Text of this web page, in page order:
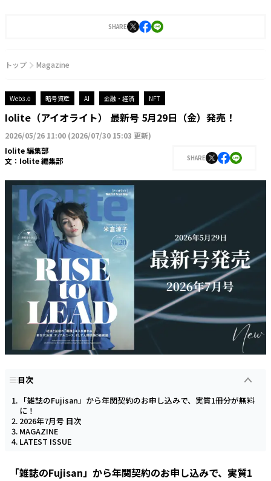
SHARE
トップ Magazine
Web3.0 暗号資産 AI 金融・経済 NFT
Iolite（アイオライト） 最新号 5月29日（金）発売！
2026/05/26 11:00 (2026/07/30 15:03 更新)
Iolite 編集部
文： Iolite 編集部 SHARE
目次
「雑誌のFujisan」から年関契約のお申し込みで、実質1冊分が無料
に！
2026年7月号 目次
MAGAZINE
LATEST ISSUE
「雑誌のFujisan」から年関契約のお申し込みで、実質1